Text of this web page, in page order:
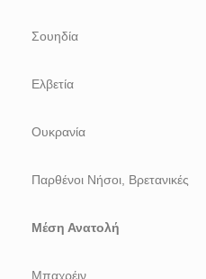
Σουηδία
Ελβετία
Ουκρανία
Παρθένοι Νήσοι, Βρετανικές
Μέση Ανατολή
Μπαχρέιν